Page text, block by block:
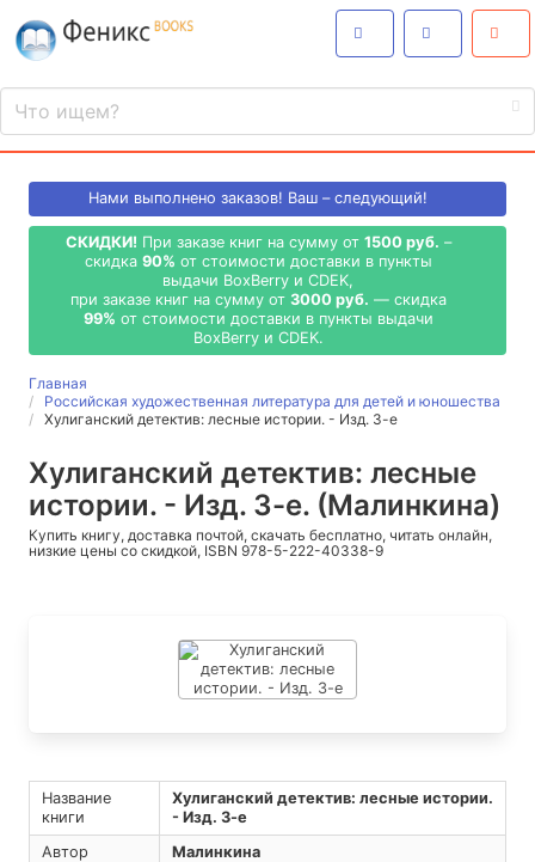
Нами выполнено заказов! Ваш – следующий!
СКИДКИ! При заказе книг на сумму от 1500 руб. –
скидка 90% от стоимости доставки в пункты
выдачи BoxBerry и CDEK,
при заказе книг на сумму от 3000 руб. — скидка
99% от стоимости доставки в пункты выдачи
BoxBerry и CDEK.
Главная
Российская художественная литература для детей и юношества
Хулиганский детектив: лесные истории. - Изд. 3-е
Хулиганский детектив: лесные
истории. - Изд. 3-е. (Малинкина)
Купить книгу, доставка почтой, скачать бесплатно, читать онлайн,
низкие цены со скидкой, ISBN 978-5-222-40338-9
Название
книги
Хулиганский детектив: лесные истории.
- Изд. 3-е
Автор
Малинкина